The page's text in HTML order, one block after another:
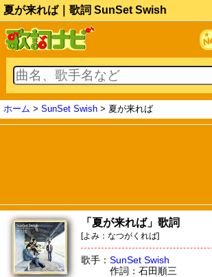
夏が来れば｜歌詞 SunSet Swish
ホーム > SunSet Swish > 夏が来れば
「夏が来れば」歌詞
[よみ：なつがくれば]
歌手： SunSet Swish
作詞：石田順三